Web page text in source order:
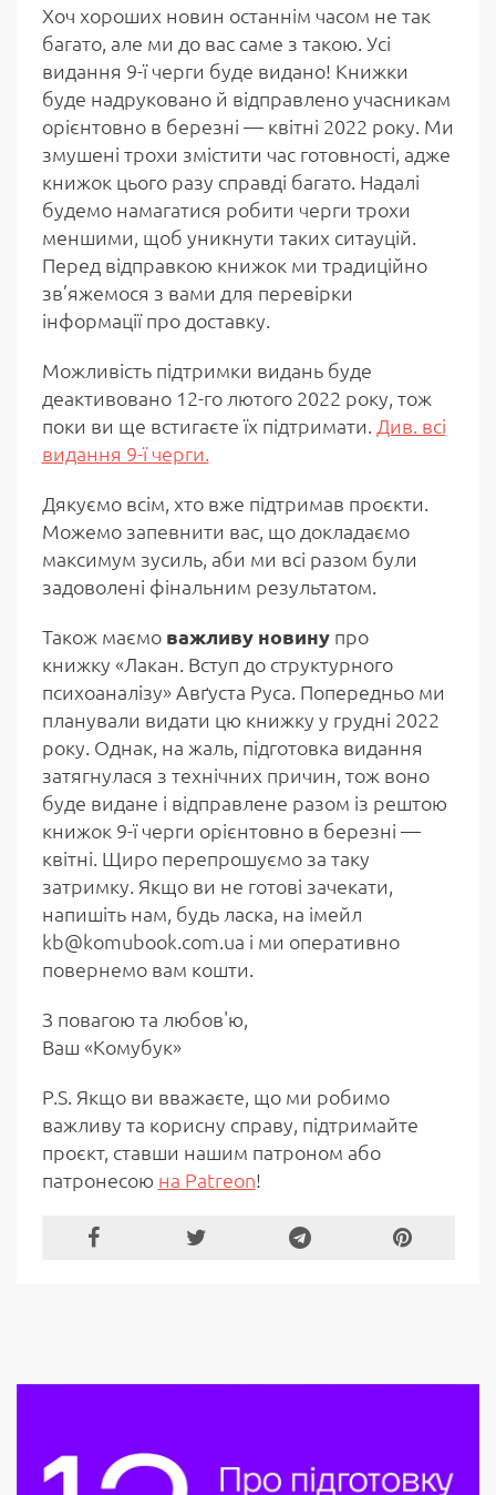
Хоч хороших новин останнім часом не так
багато, але ми до вас саме з такою. Усі
видання 9-ї черги буде видано! Книжки
буде надруковано й відправлено учасникам
орієнтовно в березні — квітні 2022 року. Ми
змушені трохи змістити час готовності, адже
книжок цього разу справді багато. Надалі
будемо намагатися робити черги трохи
меншими, щоб уникнути таких ситауцій.
Перед відправкою книжок ми традиційно
зв’яжемося з вами для перевірки
інформації про доставку.
Можливість підтримки видань буде
деактивовано 12-го лютого 2022 року, тож
поки ви ще встигаєте їх підтримати. Див. всі
видання 9-ї черги.
Дякуємо всім, хто вже підтримав проєкти.
Можемо запевнити вас, що докладаємо
максимум зусиль, аби ми всі разом були
задоволені фінальним результатом.
Також маємо важливу новинупро
книжку «Лакан. Вступ до структурного
психоаналізу» Авґуста Руса. Попередньо ми
планували видати цю книжку у грудні 2022
року. Однак, на жаль, підготовка видання
затягнулася з технічних причин, тож воно
буде видане і відправлене разом із рештою
книжок 9-ї черги орієнтовно в березні —
квітні. Щиро перепрошуємо за таку
затримку. Якщо ви не готові зачекати,
напишіть нам, будь ласка, на імейл
kb@komubook.com.ua і ми оперативно
повернемо вам кошти.
З повагою та любов'ю,
Ваш «Комубук»
P.S. Якщо ви вважаєте, що ми робимо
важливу та корисну справу, підтримайте
проєкт, ставши нашим патроном або
патронесою на Patreon!